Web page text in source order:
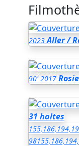
2023 Aller /
90' 2017
31 haltes
98